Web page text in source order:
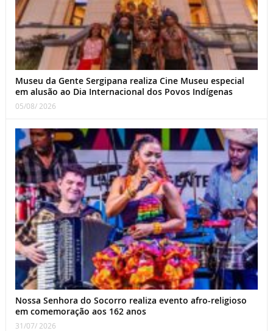
Museu da Gente Sergipana realiza Cine Museu especial
em alusão ao Dia Internacional dos Povos Indígenas
05/08/ 2026
Nossa Senhora do Socorro realiza evento afro-religioso
em comemoração aos 162 anos
31/07/ 2026